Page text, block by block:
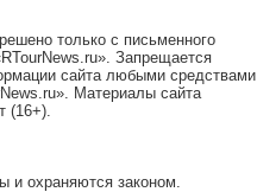
только с письменного
Запрещается
сайта любыми средствами
Материалы сайта
(16+).
и охраняются законом.